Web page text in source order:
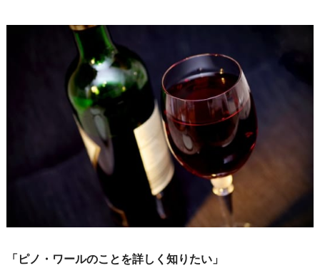
「ピノ・ワールのことを詳しく知りたい」